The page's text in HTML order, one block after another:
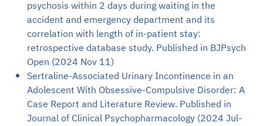
psychosis within 2 days during waiting in the
accident and emergency department and its
correlation with length of in-patient stay:
retrospective database study. Published in BJPsych
Open (2024 Nov 11)
Sertraline-Associated Urinary Incontinence in an
Adolescent With Obsessive-Compulsive Disorder: A
Case Report and Literature Review. Published in
Journal of Clinical Psychopharmacology (2024 Jul-